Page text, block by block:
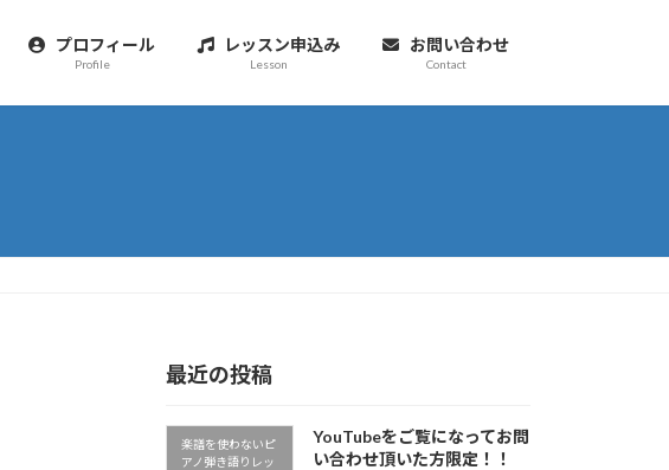
プロフィール
Profile
レッスン申込み
Lesson
お問い合わせ
Contact
最近の投稿
楽譜を使わないピ
アノ弾き語りレッ
YouTubeをご覧になってお問
い合わせ頂いた方限定！！